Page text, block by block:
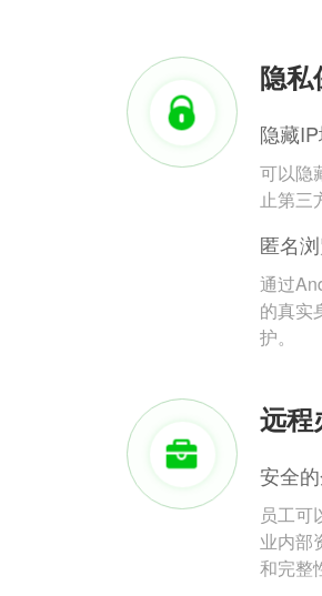
隐私
隐藏
可以隐
止第三
匿名
通过
的真实
护。
远程
安全
员工可
业内部
和完整